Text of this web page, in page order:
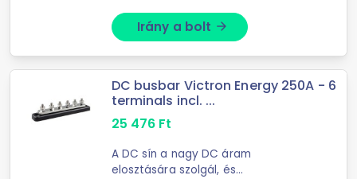
Irány a bolt arrow_forward
DC busbar Victron Energy 250A - 6
terminals incl. ...
25 476 Ft
A DC sín a nagy DC áram
elosztására szolgál, és